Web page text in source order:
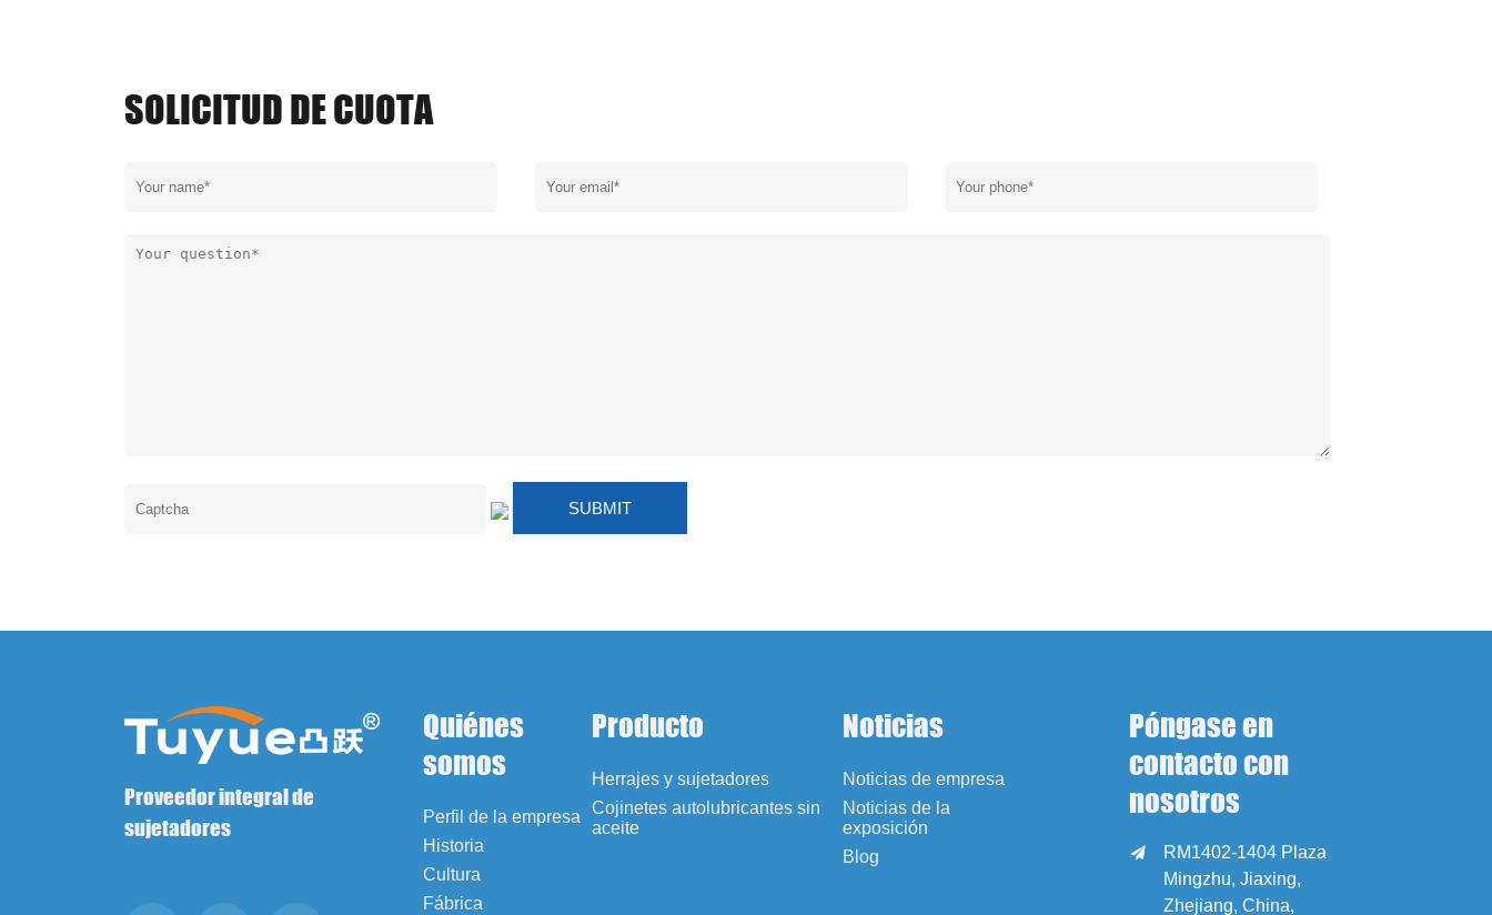
SOLICITUD DE CUOTA
Proveedor integral de
sujetadores
Quiénes
somos
Perfil de la empresa
Historia
Cultura
Fábrica
Producto
Herrajes y sujetadores
Cojinetes autolubricantes sin
aceite
Noticias
Noticias de empresa
Noticias de la
exposición
Blog
Póngase en
contacto con
nosotros

RM1402-1404 Plaza
Mingzhu, Jiaxing,
Zhejiang, China,